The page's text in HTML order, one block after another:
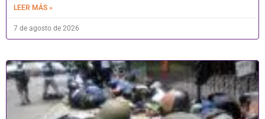
LEER MÁS »
7 de agosto de 2026